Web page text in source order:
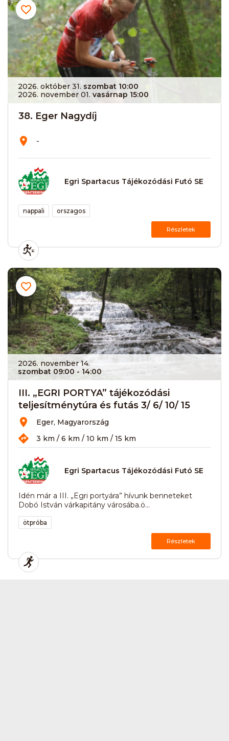
2026. október 31. szombat 10:00
2026. november 01. vasárnap 15:00
38. Eger Nagydíj
-
Egri Spartacus Tájékozódási Futó SE
nappali orszagos
Részletek
2026. november 14.
szombat 09:00 - 14:00
III. „EGRI PORTYA” tájékozódási
teljesítménytúra és futás 3/ 6/ 10/ 15
Eger, Magyarország
3 km / 6 km / 10 km / 15 km
Egri Spartacus Tájékozódási Futó SE
Idén már a III. „Egri portyára” hívunk benneteket
Dobó István várkapitány városába.ö...
ötpróba
Részletek